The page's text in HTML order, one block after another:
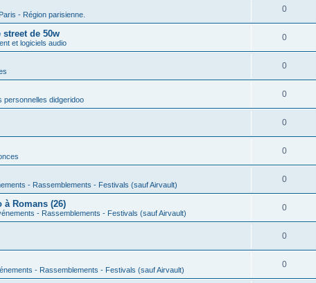
- Région parisienne.
0
de 50w
et logiciels audio
0
0
personnelles didgeridoo
0
0
0
- Rassemblements - Festivals (sauf Airvault)
0
Romans (26)
- Rassemblements - Festivals (sauf Airvault)
0
0
- Rassemblements - Festivals (sauf Airvault)
0